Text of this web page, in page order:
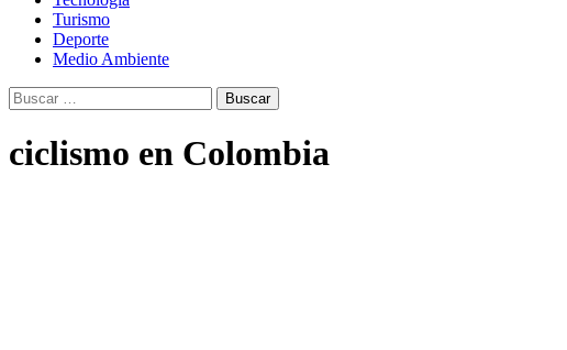
Turismo
Deporte
Medio Ambiente
Buscar:
ciclismo en Colombia